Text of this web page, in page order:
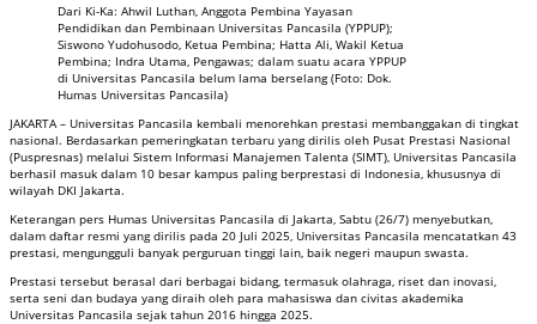
Dari Ki-Ka: Ahwil Luthan, Anggota Pembina Yayasan
Pendidikan dan Pembinaan Universitas Pancasila (YPPUP);
Siswono Yudohusodo, Ketua Pembina; Hatta Ali, Wakil Ketua
Pembina; Indra Utama, Pengawas; dalam suatu acara YPPUP
di Universitas Pancasila belum lama berselang (Foto: Dok.
Humas Universitas Pancasila)
JAKARTA – Universitas Pancasila kembali menorehkan prestasi membanggakan di tingkat
nasional. Berdasarkan pemeringkatan terbaru yang dirilis oleh Pusat Prestasi Nasional
(Puspresnas) melalui Sistem Informasi Manajemen Talenta (SIMT), Universitas Pancasila
berhasil masuk dalam 10 besar kampus paling berprestasi di Indonesia, khususnya di
wilayah DKI Jakarta.
Keterangan pers Humas Universitas Pancasila di Jakarta, Sabtu (26/7) menyebutkan,
dalam daftar resmi yang dirilis pada 20 Juli 2025, Universitas Pancasila mencatatkan 43
prestasi, mengungguli banyak perguruan tinggi lain, baik negeri maupun swasta.
Prestasi tersebut berasal dari berbagai bidang, termasuk olahraga, riset dan inovasi,
serta seni dan budaya yang diraih oleh para mahasiswa dan civitas akademika
Universitas Pancasila sejak tahun 2016 hingga 2025.